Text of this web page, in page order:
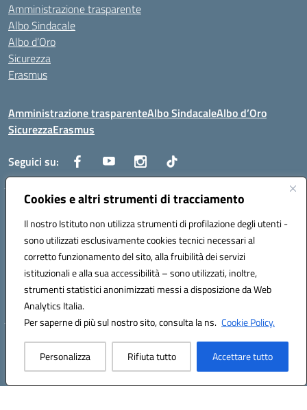
Cookies e altri strumenti di tracciamento
Il nostro Istituto non utilizza strumenti di profilazione degli utenti -
sono utilizzati esclusivamente cookies tecnici necessari al
corretto funzionamento del sito, alla fruibilità dei servizi
istituzionali e alla sua accessibilità – sono utilizzati, inoltre,
strumenti statistici anonimizzati messi a disposizione da Web
Analytics Italia.
Per saperne di più sul nostro sito, consulta la ns. Cookie Policy.
Personalizza Rifiuta tutto Accettare tutto
Amministrazione trasparente
Albo Sindacale
Albo d’Oro
Sicurezza
Erasmus
Amministrazione trasparenteAlbo SindacaleAlbo d’Oro
SicurezzaErasmus
Seguici su:
Centralino:0885.426034 Email:FGTD02000P@istruzione.it
Posta elettronica certificata (PEC):fgtd02000p@pec.istruzione.it
Codice fiscale: 81002930717
Codice meccanografico:FGTD02000P
Codice unico di fatturazione (CUF): UFUN7Y
Hosting & Powered by 3D Solution S.r.l.
Concept & Design by Designers Italia